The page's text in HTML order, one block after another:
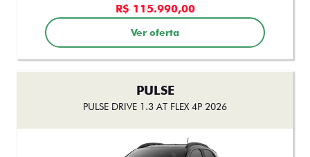
R$ 115.990,00
Ver oferta
PULSE
PULSE DRIVE 1.3 AT FLEX 4P 2026